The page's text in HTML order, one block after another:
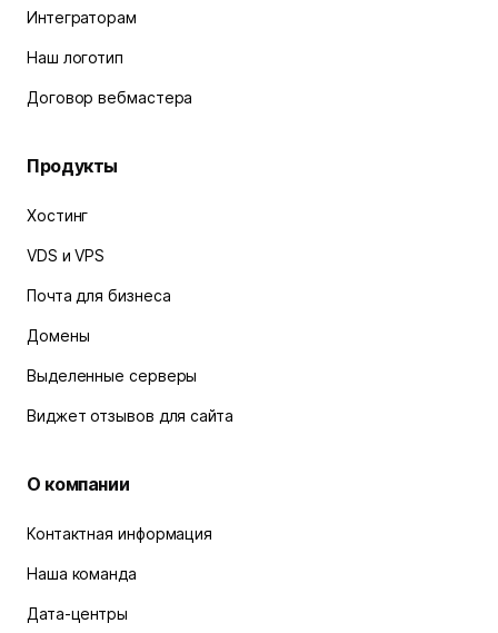
Интеграторам
Наш логотип
Договор вебмастера
Продукты
Хостинг
VDS и VPS
Почта для бизнеса
Домены
Выделенные серверы
Виджет отзывов для сайта
О компании
Контактная информация
Наша команда
Дата-центры